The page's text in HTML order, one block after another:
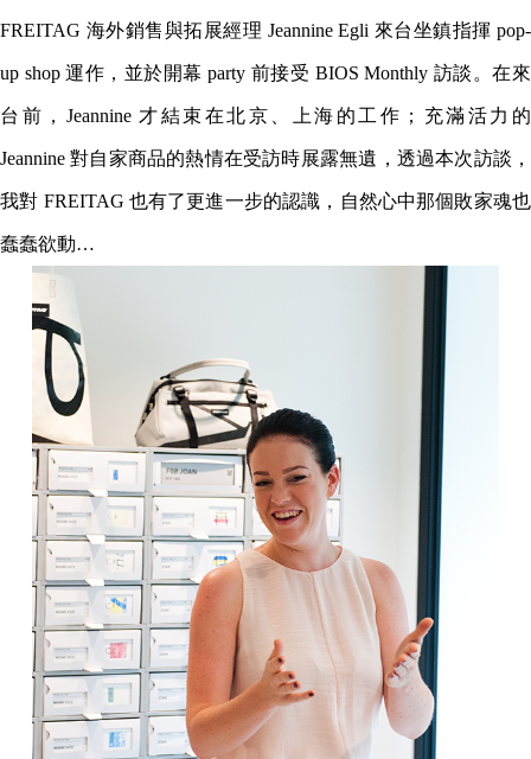
FREITAG 海外銷售與拓展經理 Jeannine Egli 來台坐鎮指揮 pop-
up shop 運作，並於開幕 party 前接受 BIOS Monthly 訪談。在來
台前，Jeannine 才結束在北京、上海的工作；充滿活力的
Jeannine 對自家商品的熱情在受訪時展露無遺，透過本次訪談，
我對 FREITAG 也有了更進一步的認識，自然心中那個敗家魂也
蠢蠢欲動…